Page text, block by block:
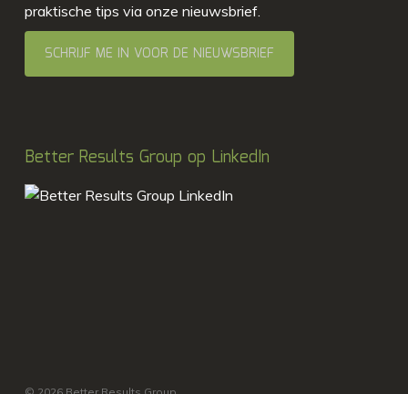
praktische tips via onze nieuwsbrief.
SCHRIJF ME IN VOOR DE NIEUWSBRIEF
Better Results Group op LinkedIn